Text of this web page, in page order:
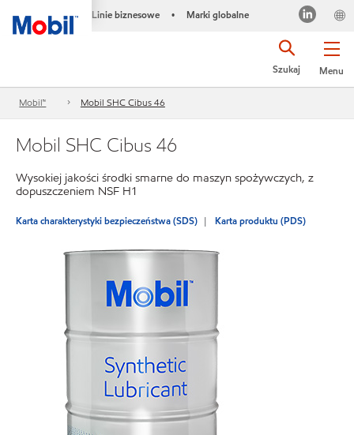
Linie biznesowe • Marki globalne
Menu
Szukaj
Mobil™ Mobil SHC Cibus 46
Mobil SHC Cibus 46
Wysokiej jakości środki smarne do maszyn spożywczych, z
dopuszczeniem NSF H1
Karta charakterystyki bezpieczeństwa (SDS) Karta produktu (PDS)